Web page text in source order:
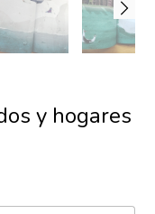
y hogares